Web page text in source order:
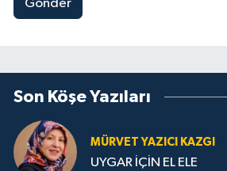
Gönder
Son Köşe Yazıları
MÜRVET YAZICI KAZGI
UYGAR İÇİN EL ELE